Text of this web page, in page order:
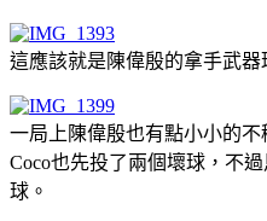
這應該就是陳偉殷的拿手武器
一局上陳偉殷也有點小小的
Coco也先投了兩個壞球，不
球。